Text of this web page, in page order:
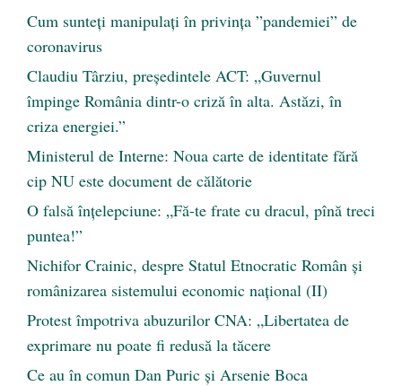
Cum sunteți manipulați în privința ”pandemiei” de
coronavirus
Claudiu Târziu, președintele ACT: „Guvernul
împinge România dintr-o criză în alta. Astăzi, în
criza energiei.”
Ministerul de Interne: Noua carte de identitate fără
cip NU este document de călătorie
O falsă înțelepciune: „Fă-te frate cu dracul, pînă treci
puntea!”
Nichifor Crainic, despre Statul Etnocratic Român şi
românizarea sistemului economic naţional (II)
Protest împotriva abuzurilor CNA: „Libertatea de
exprimare nu poate fi redusă la tăcere
Ce au în comun Dan Puric şi Arsenie Boca